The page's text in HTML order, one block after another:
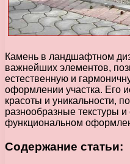
Камень в ландшафтном
важнейших элементов,
естественную и
оформлении участка. Его
красоты и уникальности,
разнообразные текстуры
функциональном
Содержание статьи: